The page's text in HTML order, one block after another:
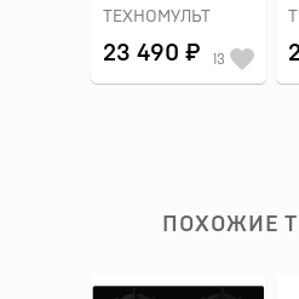
ТЕХНОМУЛЬТ
23 490 ₽ 13
ПОХОЖИЕ